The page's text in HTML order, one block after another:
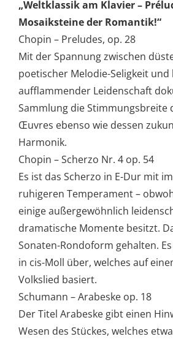
„Weltklassik am Klavier –
Mosaiksteine der Romantik!“
Chopin – Preludes, op. 28
Mit der Spannung zwischen
poetischer Melodie-Seligkeit und
aufflammender Leidenschaft
Sammlung die Stimmungsbreite
Œuvres ebenso wie dessen
Harmonik.
Chopin – Scherzo Nr. 4 op. 54
Es ist das Scherzo in E-Dur mit
ruhigeren Temperament –
einige außergewöhnlich
dramatische Momente besitzt.
Sonaten-Rondoform gehalten.
in cis-Moll über, welches auf
Volkslied basiert.
Schumann – Arabeske op. 18
Der Titel Arabeske gibt einen
Wesen des Stückes, welches